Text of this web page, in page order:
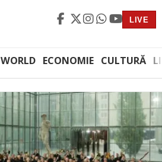
LIVE
WORLD ECONOMIE CULTURĂ